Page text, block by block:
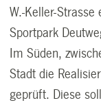
W.-Keller-Strasse
Sportpark
Im Süden,
Stadt die
geprüft. Diese